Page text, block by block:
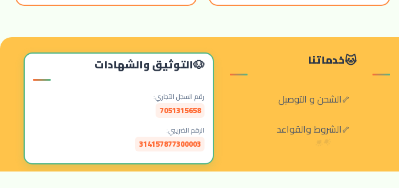
خدماتنا
الشحن و التوصيل
الشروط والقواعد
التوثيق والشهادات
رقم السجل التجاري:
7051315658
الرقم الضريبي:
314157877300003